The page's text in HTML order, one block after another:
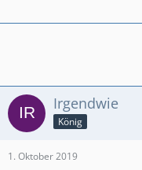
Irgendwie
König
1. Oktober 2019